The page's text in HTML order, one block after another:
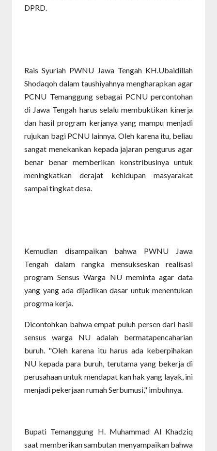
DPRD.
Rais Syuriah PWNU Jawa Tengah KH.Ubaidillah
Shodaqoh dalam taushiyahnya mengharapkan agar
PCNU Temanggung sebagai PCNU percontohan
di Jawa Tengah harus selalu membuktikan kinerja
dan hasil program kerjanya yang mampu menjadi
rujukan bagi PCNU lainnya. Oleh karena itu, beliau
sangat menekankan kepada jajaran pengurus agar
benar benar memberikan konstribusinya untuk
meningkatkan derajat kehidupan masyarakat
sampai tingkat desa.
Kemudian disampaikan bahwa PWNU Jawa
Tengah dalam rangka mensukseskan realisasi
program Sensus Warga NU meminta agar data
yang yang ada dijadikan dasar untuk menentukan
progrma kerja.
Dicontohkan bahwa empat puluh persen dari hasil
sensus warga NU adalah bermatapencaharian
buruh. "Oleh karena itu harus ada keberpihakan
NU kepada para buruh, terutama yang bekerja di
perusahaan untuk mendapat kan hak yang layak, ini
menjadi pekerjaan rumah Serbumusi," imbuhnya.
Bupati Temanggung H. Muhammad Al Khadziq
saat memberikan sambutan menyampaikan bahwa